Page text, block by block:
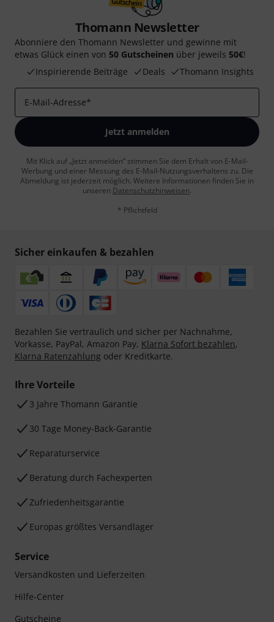
Thomann Newsletter
Abonniere den Thomann Newsletter und gewinne mit
etwas Glück einen von 50 Gutscheinen über jeweils 50€!
Inspirierende Beiträge
Deals Thomann Insights
E-Mail-Adresse*
Jetzt anmelden
Mit Klick auf „Jetzt anmelden“ stimmen Sie dem Erhalt von E-Mail-
Werbung und einer Messung des E-Mail-Nutzungsverhaltens zu. Die
Abmeldung ist jederzeit möglich. Weitere Informationen finden Sie in
unseren Datenschutzhinweisen.
* Pflichtfeld
Sicher einkaufen & bezahlen
Bezahlen Sie vertraulich und sicher per Nachnahme,
Vorkasse, PayPal, Amazon Pay, Klarna Sofort bezahlen,
Klarna Ratenzahlung oder Kreditkarte.
Ihre Vorteile
3 Jahre Thomann Garantie
30 Tage Money-Back-Garantie
Reparaturservice
Beratung durch Fachexperten
Zufriedenheitsgarantie
Europas größtes Versandlager
Service
Versandkosten und Lieferzeiten
Hilfe-Center
Gutscheine